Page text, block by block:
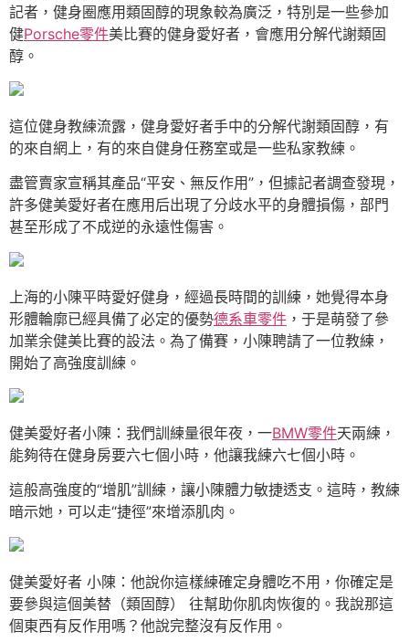
記者，健身圈應用類固醇的現象較為廣泛，特別是一些參加
健Porsche零件美比賽的健身愛好者，會應用分解代謝類固
醇。
這位健身教練流露，健身愛好者手中的分解代謝類固醇，有
的來自網上，有的來自健身任務室或是一些私家教練。
盡管賣家宣稱其產品“平安、無反作用”，但據記者調查發現，
許多健美愛好者在應用后出現了分歧水平的身體損傷，部門
甚至形成了不成逆的永遠性傷害。
上海的小陳平時愛好健身，經過長時間的訓練，她覺得本身
形體輪廓已經具備了必定的優勢德系車零件 ，于是萌發了參
加業余健美比賽的設法。為了備賽，小陳聘請了一位教練，
開始了高強度訓練。
健美愛好者小陳：我們訓練量很年夜，一BMW零件天兩練，
能夠待在健身房要六七個小時，他讓我練六七個小時。
這般高強度的“增肌”訓練，讓小陳體力敏捷透支。這時，教練
暗示她，可以走“捷徑”來增添肌肉。
健美愛好者 小陳：他說你這樣練確定身體吃不用，你確定是
要參與這個美替（類固醇） 往幫助你肌肉恢復的。我說那這
個東西有反作用嗎？他說完整沒有反作用。